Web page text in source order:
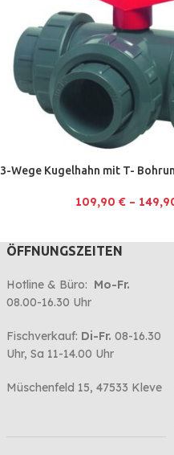
3-Wege Kugelhahn mit T-
109,90€ –
ÖFFNUNGSZEITEN
Hotline & Büro: Mo-Fr.
08.00-16.30 Uhr
Fischverkauf: Di-Fr. 08-16.30
Uhr, Sa 11-14.00 Uhr
Müschenfeld 15, 47533 Kleve